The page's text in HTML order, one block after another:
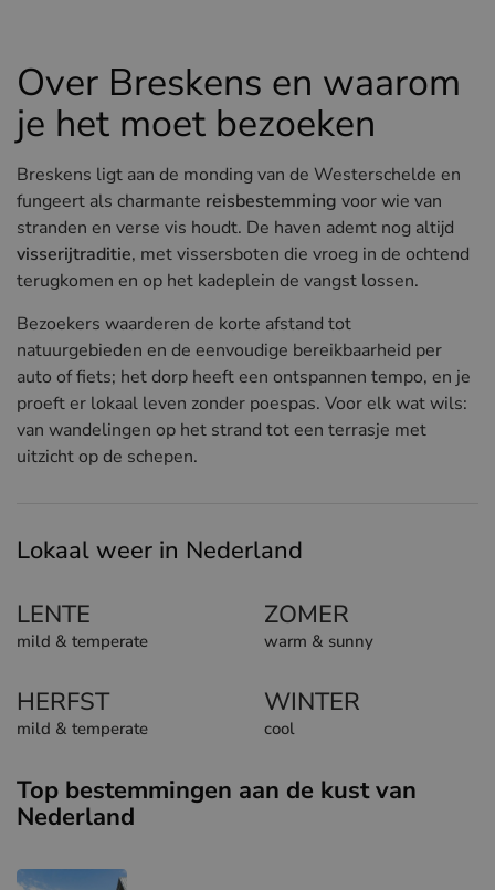
Hotels in Duinkerke (FR)
Over Breskens en waarom
je het moet bezoeken
Breskens ligt aan de monding van de Westerschelde en
fungeert als charmante reisbestemming voor wie van
stranden en verse vis houdt. De haven ademt nog altijd
visserijtraditie, met vissersboten die vroeg in de ochtend
terugkomen en op het kadeplein de vangst lossen.
Bezoekers waarderen de korte afstand tot
natuurgebieden en de eenvoudige bereikbaarheid per
auto of fiets; het dorp heeft een ontspannen tempo, en je
proeft er lokaal leven zonder poespas. Voor elk wat wils:
van wandelingen op het strand tot een terrasje met
uitzicht op de schepen.
Lokaal weer in Nederland
LENTE
mild & temperate
ZOMER
warm & sunny
HERFST
mild & temperate
WINTER
cool
Top bestemmingen aan de kust van
Nederland